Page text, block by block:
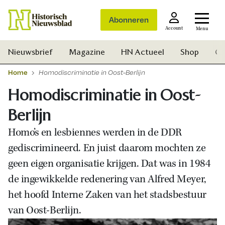
Abonneren
Account Menu
Zoek
Nieuwsbrief Magazine HN Actueel Shop
Home Homodiscriminatie in Oost-Berlijn
Homodiscriminatie in Oost-
Berlijn
Homo’s en lesbiennes werden in de DDR
gediscrimineerd. En juist daarom mochten ze
geen eigen organisatie krijgen. Dat was in 1984
de ingewikkelde redenering van Alfred Meyer,
het hoofd Interne Zaken van het stadsbestuur
van Oost-Berlijn.